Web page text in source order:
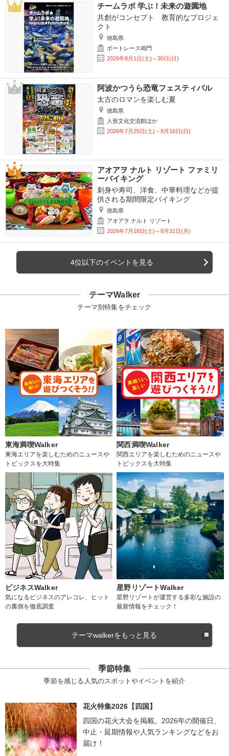
チームラボ 学ぶ！未来の遊園地
共創がコンセプト 教育的なプロジェ
クト
徳島県
ボートレース鳴門
2026年8月1日(土)～30日(日)
阿波かつうら恐竜フェスティバル
太古のロマンを楽しむ夏
徳島県
人形文化交流館ほか
2026年7月25日(土)～8月16日(日)
アオアヲ ナルト リゾート ファミリ
ーバイキング
刺身や寿司、洋食、中華料理などが提
供される期間限定バイキング
徳島県
アオアヲ ナルト リゾート
2026年7月18日(土)～8月31日(月)
4位以下のイベントを見る
テーマWalker
テーマ別特集をチェック
東海満喫Walker
東海エリアを楽しむためのニュースや
トピックスを大特集
関西満喫Walker
関西エリアを楽しむためのニュースや
トピックスを大特集
ビジネスWalker
気になるビジネスのアレコレ、ヒット
の裏側を徹底調査
星野リゾートWalker
星野リゾートが運営する多彩な施設の
最新情報をチェック！
テーマwalkerをもっと見る
季節特集
季節を感じる人気のスポットやイベントを紹介
花火特集2026【四国】
四国の花火大会を掲載。2026年の開催日、
中止・延期情報や人気ランキングなどをお
届け！